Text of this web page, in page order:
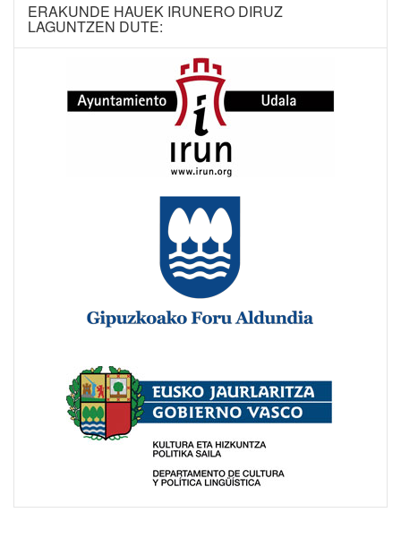
ERAKUNDE HAUEK IRUNERO DIRUZ
LAGUNTZEN DUTE: